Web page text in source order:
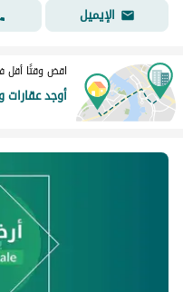
الإيميل
اقض وقتًا أقل
أوجد عقارات